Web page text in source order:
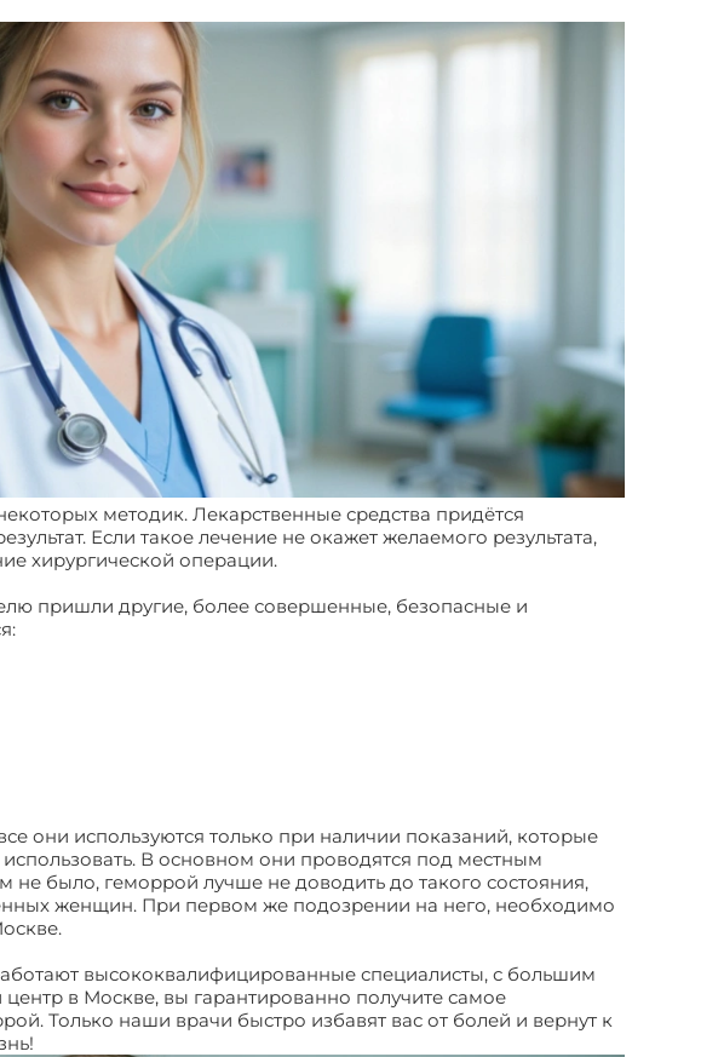
методик. Лекарственные средства придётся
Если такое лечение не окажет желаемого результата,
хирургической операции.
пришли другие, более совершенные, безопасные и
они используются только при наличии показаний, которые
В основном они проводятся под местным
было, геморрой лучше не доводить до такого состояния,
женщин. При первом же подозрении на него, необходимо
высококвалифицированные специалисты, с большим
в Москве, вы гарантированно получите самое
Только наши врачи быстро избавят вас от болей и вернут к